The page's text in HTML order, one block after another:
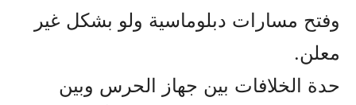
وفتح مسارات دبلوماسية ولو بشکل غير
معلن.
حدة الخلافات بين جهاز الحرس وبين